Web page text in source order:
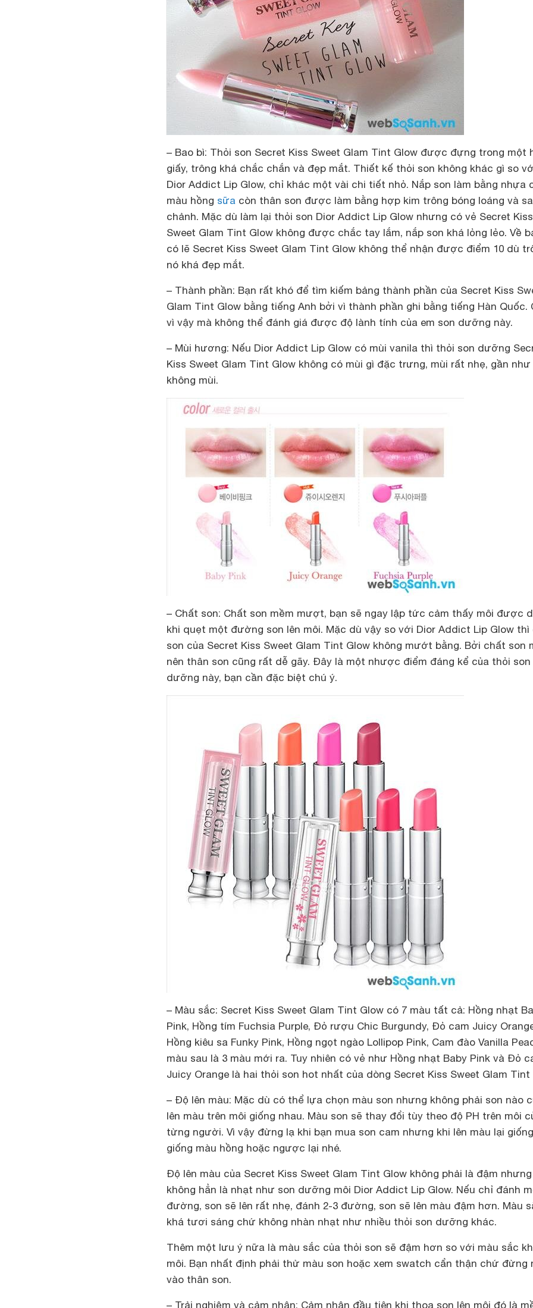
– Bao bì: Thỏi son Secret Kiss Sweet Glam Tint Glow được đựng trong một
giấy, trông khá chắc chắn và đẹp mắt. Thiết kế thỏi son không khác gì so
Dior Addict Lip Glow, chỉ khác một vài chi tiết nhỏ. Nắp son làm bằng nhựa
màu hồng sữa còn thân son được làm bằng hợp kim trông bóng loáng và
chảnh. Mặc dù làm lại thỏi son Dior Addict Lip Glow nhưng có vẻ Secret Kiss
Sweet Glam Tint Glow không được chắc tay lắm, nắp son khá lỏng lẻo. Về
có lẽ Secret Kiss Sweet Glam Tint Glow không thể nhận được điểm 10 dù
nó khá đẹp mắt.
– Thành phần: Bạn rất khó để tìm kiếm bảng thành phần của Secret Kiss
Glam Tint Glow bằng tiếng Anh bởi vì thành phần ghi bằng tiếng Hàn Quốc.
vì vậy mà không thể đánh giá được độ lành tính của em son dưỡng này.
– Mùi hương: Nếu Dior Addict Lip Glow có mùi vanila thì thỏi son dưỡng
Kiss Sweet Glam Tint Glow không có mùi gì đặc trưng, mùi rất nhẹ, gần như
không mùi.
– Chất son: Chất son mềm mượt, bạn sẽ ngay lập tức cảm thấy môi được
khi quẹt một đường son lên môi. Mặc dù vậy so với Dior Addict Lip Glow thì
son của Secret Kiss Sweet Glam Tint Glow không mướt bằng. Bởi chất son
nên thân son cũng rất dễ gãy. Đây là một nhược điểm đáng kể của thỏi son
dưỡng này, bạn cần đặc biệt chú ý.
– Màu sắc: Secret Kiss Sweet Glam Tint Glow có 7 màu tất cả: Hồng nhạt
Pink, Hồng tím Fuchsia Purple, Đỏ rượu Chic Burgundy, Đỏ cam Juicy
Hồng kiêu sa Funky Pink, Hồng ngọt ngào Lollipop Pink, Cam đào Vanilla
màu sau là 3 màu mới ra. Tuy nhiên có vẻ như Hồng nhạt Baby Pink và Đỏ
Juicy Orange là hai thỏi son hot nhất của dòng Secret Kiss Sweet Glam Tint
– Độ lên màu: Mặc dù có thể lựa chọn màu son nhưng không phải son nào
lên màu trên môi giống nhau. Màu son sẽ thay đổi tùy theo độ PH trên môi
từng người. Vì vậy đừng lạ khi bạn mua son cam nhưng khi lên màu lại giống
giống màu hồng hoặc ngược lại nhé.
Độ lên màu của Secret Kiss Sweet Glam Tint Glow không phải là đậm nhưng
không hẳn là nhạt như son dưỡng môi Dior Addict Lip Glow. Nếu chỉ đánh
đường, son sẽ lên rất nhẹ, đánh 2-3 đường, son sẽ lên màu đậm hơn. Màu
khá tươi sáng chứ không nhàn nhạt như nhiều thỏi son dưỡng khác.
Thêm một lưu ý nữa là màu sắc của thỏi son sẽ đậm hơn so với màu sắc
môi. Bạn nhất định phải thử màu son hoặc xem swatch cẩn thận chứ đừng
vào thân son.
– Trải nghiệm và cảm nhận: Cảm nhận đầu tiên khi thoa son lên môi đó là